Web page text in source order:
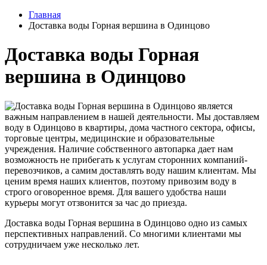
Главная
Доставка воды Горная вершина в Одинцово
Доставка воды Горная
вершина в Одинцово
Доставка воды Горная вершина в Одинцово является
важным направлением в нашей деятельности. Мы доставляем
воду в Одинцово в квартиры, дома частного сектора, офисы,
торговые центры, медицинские и образовательные
учреждения. Наличие собственного автопарка дает нам
возможность не прибегать к услугам сторонних компаний-
перевозчиков, а самим доставлять воду нашим клиентам. Мы
ценим время наших клиентов, поэтому привозим воду в
строго оговоренное время. Для вашего удобства наши
курьеры могут отзвонится за час до приезда.
Доставка воды Горная вершина в Одинцово одно из самых
перспективных направлений. Со многими клиентами мы
сотрудничаем уже несколько лет.